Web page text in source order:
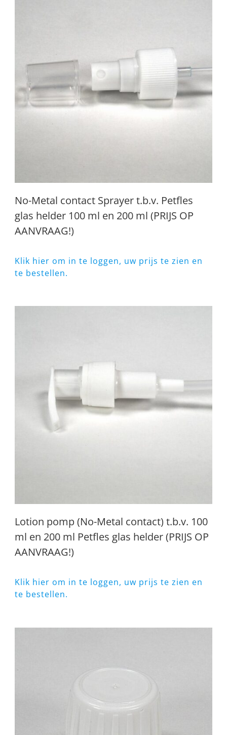
No-Metal contact Sprayer t.b.v. Petfles
glas helder 100 ml en 200 ml (PRIJS OP
AANVRAAG!)
Klik hier om in te loggen, uw prijs te zien en
te bestellen.
Lotion pomp (No-Metal contact) t.b.v. 100
ml en 200 ml Petfles glas helder (PRIJS OP
AANVRAAG!)
Klik hier om in te loggen, uw prijs te zien en
te bestellen.